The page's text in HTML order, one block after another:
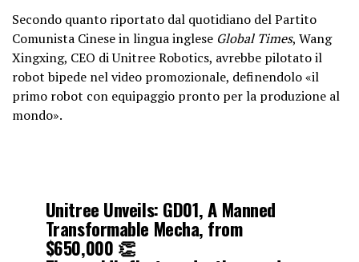
Secondo quanto riportato dal quotidiano del Partito
Comunista Cinese in lingua inglese Global Times, Wang
Xingxing, CEO di Unitree Robotics, avrebbe pilotato il
robot bipede nel video promozionale, definendolo «il
primo robot con equipaggio pronto per la produzione al
mondo».
Unitree Unveils: GD01, A Manned
Transformable Mecha, from
$650,000 👏